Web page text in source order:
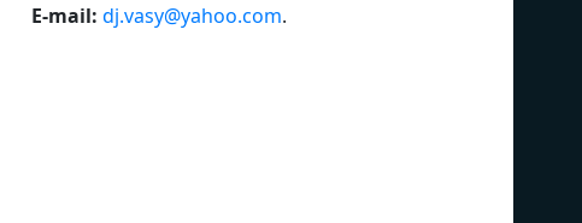
E-mail: dj.vasy@yahoo.com.